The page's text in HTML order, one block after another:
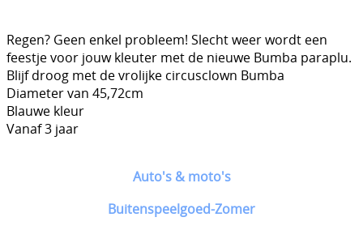
Auto's & moto's
Buitenspeelgoed-Zomer
Regen? Geen enkel probleem! Slecht weer wordt een
feestje voor jouw kleuter met de nieuwe Bumba paraplu.
Blijf droog met de vrolijke circusclown Bumba
Diameter van 45,72cm
Blauwe kleur
Vanaf 3 jaar